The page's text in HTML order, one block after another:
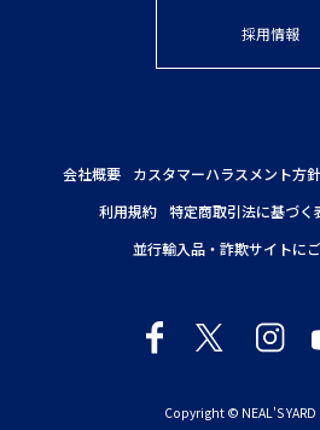
採用情報
会社概要 カスタマーハラスメント方針
利用規約 特定商取引法に基づく
並行輸入品・詐欺サイトに
Copyright © NEAL'S YARD